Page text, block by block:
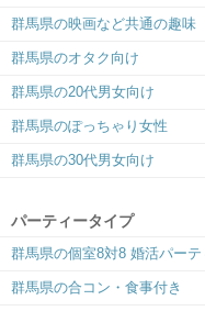
群馬県の映画など共通の趣味
群馬県のオタク向け
群馬県の20代男女向け
群馬県のぽっちゃり女性
群馬県の30代男女向け
パーティータイプ
群馬県の個室8対8 婚活パーテ
群馬県の合コン・食事付き